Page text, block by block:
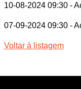
10-08-2024 09:30 -
07-09-2024 09:30 -
Voltar à listagem